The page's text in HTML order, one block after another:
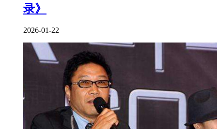
录》
2026-01-22